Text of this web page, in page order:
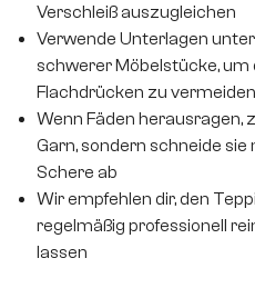
Verschleiß auszugleichen
Verwende Unterlagen
schwerer Möbelstücke, um
Flachdrücken zu vermeiden
Wenn Fäden herausragen,
Garn, sondern schneide sie
Schere ab
Wir empfehlen dir, den
regelmäßig professionell
lassen